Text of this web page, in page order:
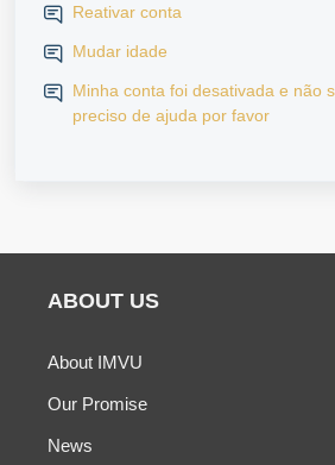
Reativar conta
Mudar idade
Minha conta foi desativada e não
preciso de ajuda por favor
ABOUT US
About IMVU
Our Promise
News